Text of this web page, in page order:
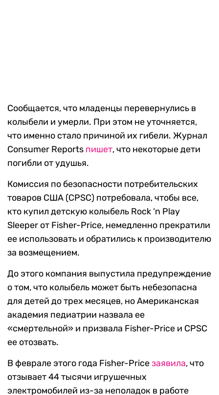
Сообщается, что младенцы перевернулись в
колыбели и умерли. При этом не уточняется,
что именно стало причиной их гибели. Журнал
Consumer Reports пишет, что некоторые дети
погибли от удушья.
Комиссия по безопасности потребительских
товаров США (CPSC) потребовала, чтобы все,
кто купил детскую колыбель Rock ‘n Play
Sleeper от Fisher-Price, немедленно прекратили
ее использовать и обратились к производителю
за возмещением.
До этого компания выпустила предупреждение
о том, что колыбель может быть небезопасна
для детей до трех месяцев, но Американская
академия педиатрии назвала ее
«смертельной» и призвала Fisher-Price и CPSC
ее отозвать.
В феврале этого года Fisher-Priceзаявила, что
отзывает 44 тысячи игрушечных
электромобилей из-за неполадок в работе